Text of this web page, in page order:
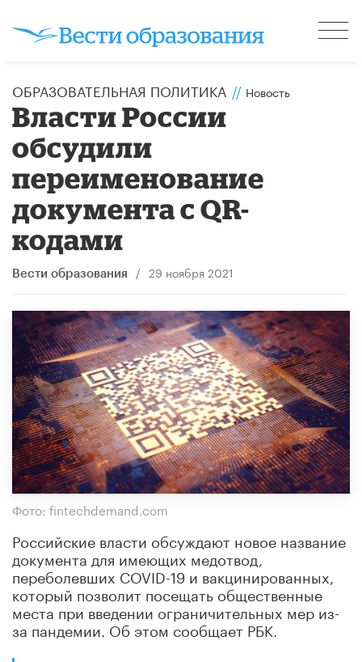
ОБРАЗОВАТЕЛЬНАЯ ПОЛИТИКА // Новость
Власти России
обсудили
переименование
документа с QR-
кодами
Вести образования / 29 ноября 2021
Фото: fintechdemand.com
Российские власти обсуждают новое название
документа для имеющих медотвод,
переболевших COVID-19 и вакцинированных,
который позволит посещать общественные
места при введении ограничительных мер из-
за пандемии. Об этом сообщает РБК.